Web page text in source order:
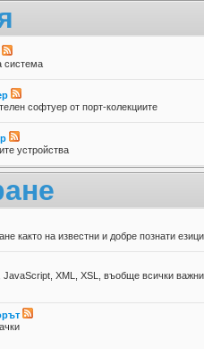
система
софтуер от порт-колекциите
устройства
както на известни и добре познати
JavaScript, XML, XSL, въобще всички